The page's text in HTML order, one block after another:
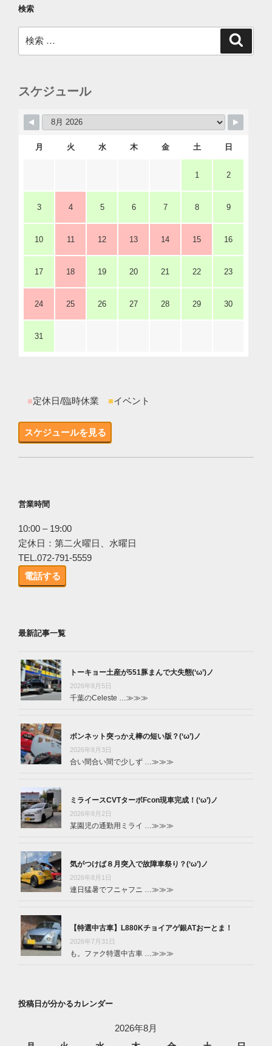
検索
索:
スケジュール
月 火 水 木 金 土 日
1 2
3 4 5 6 7 8 9
10 11 12 13 14 15 16
17 18 19 20 21 22 23
24 25 26 27 28 29 30
31
■定休日/臨時休業 ■イベント
スケジュールを見る
営業時間
10:00 – 19:00
定休日：第二火曜日、水曜日
TEL.072-791-5559
電話する
最新記事一覧
トーキョー土産が551豚まんで大失態(‘ω’)ノ
2026年8月5日
千葉のCeleste …≫≫≫
ボンネット突っかえ棒の短い版？(‘ω’)ノ
2026年8月3日
合い間合い間で少しず …≫≫≫
ミライースCVTターボFcon現車完成！(‘ω’)ノ
2026年8月2日
某園児の通勤用ミライ …≫≫≫
気がつけば８月突入で故障車祭り？(‘ω’)ノ
2026年8月1日
連日猛暑でフニャフニ …≫≫≫
【特選中古車】L880Kチョイアゲ銀ATおーとま！
2026年7月31日
も。ファク特選中古車 …≫≫≫
投稿日が分かるカレンダー
2026年8月